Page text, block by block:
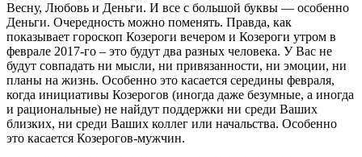
Весну, Любовь и Деньги. И все с большой буквы — особенно
Деньги. Очередность можно поменять. Правда, как
показывает гороскоп Козероги вечером и Козероги утром в
феврале 2017-го – это будут два разных человека. У Вас не
будут совпадать ни мысли, ни привязанности, ни эмоции, ни
планы на жизнь. Особенно это касается середины февраля,
когда инициативы Козерогов (иногда даже безумные, а иногда
и рациональные) не найдут поддержки ни среди Ваших
близких, ни среди Ваших коллег или начальства. Особенно
это касается Козерогов-мужчин.